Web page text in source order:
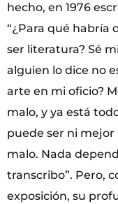
hecho, en 1976
“¿Para qué habría
ser literatura? Sé
alguien lo dice no
arte en mi oficio?
malo, y ya está
puede ser ni mejor
malo. Nada
transcribo”. Pero,
exposición, su